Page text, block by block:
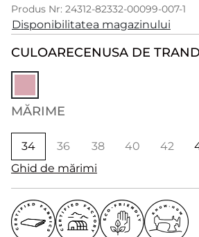
Produs Nr: 24312-82332-00099-007-1
Disponibilitatea magazinului
CULOARECENUSA DE
MĂRIME
34 36 38 40 42
Ghid de mărimi